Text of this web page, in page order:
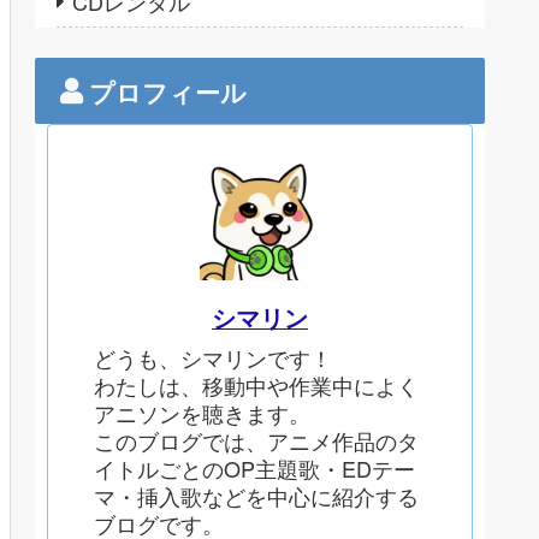
プロフィール
シマリン
どうも、シマリンです！
わたしは、移動中や作業中によく
アニソンを聴きます。
このブログでは、アニメ作品のタ
イトルごとのOP主題歌・EDテー
マ・挿入歌などを中心に紹介する
ブログです。